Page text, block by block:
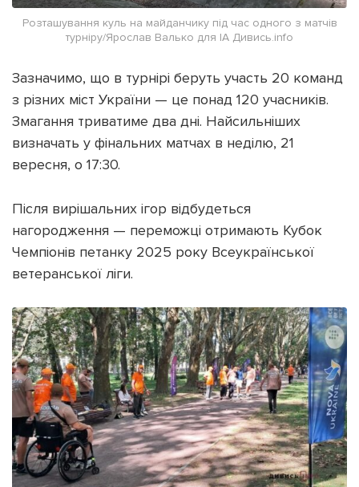
Розташування куль на майданчику під час одного з матчів
турніру/Ярослав Валько для ІА Дивись.info
Зазначимо, що в турнірі беруть участь 20 команд
з різних міст України — це понад 120 учасників.
Змагання триватиме два дні. Найсильніших
визначать у фінальних матчах в неділю, 21
вересня, о 17:30.
Після вирішальних ігор відбудеться
нагородження — переможці отримають Кубок
Чемпіонів петанку 2025 року Всеукраїнської
ветеранської ліги.